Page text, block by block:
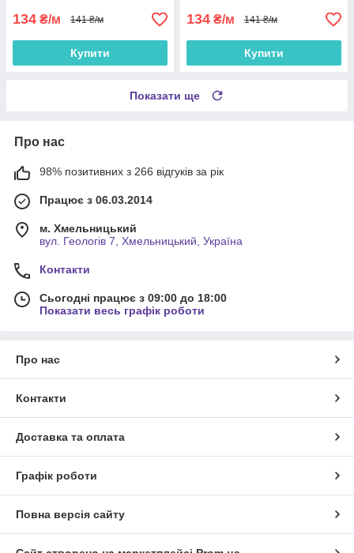
134 ₴/м 141 ₴/м
Купити
134 ₴/м 141 ₴/м
Купити
Показати ще
Про нас
98% позитивних з 266 відгуків за рік
Працює з 06.03.2014
м. Хмельницький
вул. Геологів 7, Хмельницький, Україна
Контакти
Сьогодні працює з 09:00 до 18:00
Показати весь графік роботи
Про нас
Контакти
Доставка та оплата
Графік роботи
Повна версія сайту